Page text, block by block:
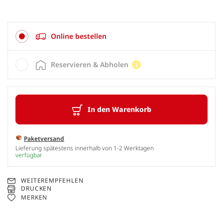
Online bestellen
In den Warenkorb
Paketversand
Lieferung spätestens innerhalb von 1-2 Werktagen
verfügbar
Reservieren & Abholen
WEITEREMPFEHLEN
DRUCKEN
MERKEN